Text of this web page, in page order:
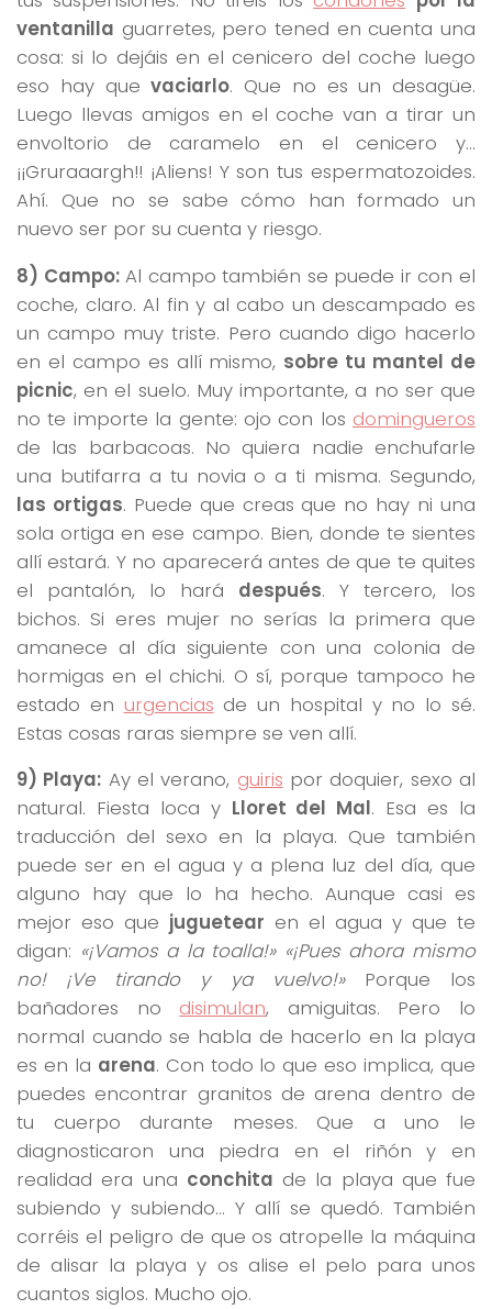
ventanilla guarretes, pero tened en cuenta una
cosa: si lo dejáis en el cenicero del coche luego
eso hay quevaciarlo. Que no es un desagüe.
Luego llevas amigos en el coche van a tirar un
envoltorio de caramelo en el cenicero y…
¡¡Gruraaargh!! ¡Aliens! Y son tus espermatozoides.
Ahí. Que no se sabe cómo han formado un
nuevo ser por su cuenta y riesgo.
8) Campo:Al campo también se puede ir con el
coche, claro. Al fin y al cabo un descampado es
un campo muy triste. Pero cuando digo hacerlo
en el campo es allí mismo, sobre tu mantel de
picnic, en el suelo. Muy importante, a no ser que
no te importe la gente: ojo con los domingueros
de las barbacoas. No quiera nadie enchufarle
una butifarra a tu novia o a ti misma. Segundo,
las ortigas. Puede que creas que no hay ni una
sola ortiga en ese campo. Bien, donde te sientes
allí estará. Y no aparecerá antes de que te quites
el pantalón, lo hará después. Y tercero, los
bichos. Si eres mujer no serías la primera que
amanece al día siguiente con una colonia de
hormigas en el chichi. O sí, porque tampoco he
estado en urgencias de un hospital y no lo sé.
Estas cosas raras siempre se ven allí.
9) Playa: Ay el verano, guiris por doquier, sexo al
natural. Fiesta loca y Lloret del Mal. Esa es la
traducción del sexo en la playa. Que también
puede ser en el agua y a plena luz del día, que
alguno hay que lo ha hecho. Aunque casi es
mejor eso que juguetear en el agua y que te
digan: «¡Vamos a la toalla!» «¡Pues ahora mismo
no! ¡Ve tirando y ya vuelvo!»Porque los
bañadores no disimulan, amiguitas. Pero lo
normal cuando se habla de hacerlo en la playa
es en la arena. Con todo lo que eso implica, que
puedes encontrar granitos de arena dentro de
tu cuerpo durante meses. Que a uno le
diagnosticaron una piedra en el riñón y en
realidad era una conchita de la playa que fue
subiendo y subiendo… Y allí se quedó. También
corréis el peligro de que os atropelle la máquina
de alisar la playa y os alise el pelo para unos
cuantos siglos. Mucho ojo.